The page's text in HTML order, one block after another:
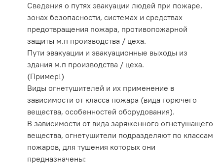
Сведения о путях эвакуации людей при пожаре,
зонах безопасности, системах и средствах
предотвращения пожара, противопожарной
защиты м.п производства / цеха.
Пути эвакуации и эвакуационные выходы из
здания м.п производства / цеха.
(Пример!)
Виды огнетушителей и их применение в
зависимости от класса пожара (вида горючего
вещества, особенностей оборудования).
В зависимости от вида заряженного огнетушащего
вещества, огнетушители подразделяют по классам
пожаров, для тушения которых они
предназначены: